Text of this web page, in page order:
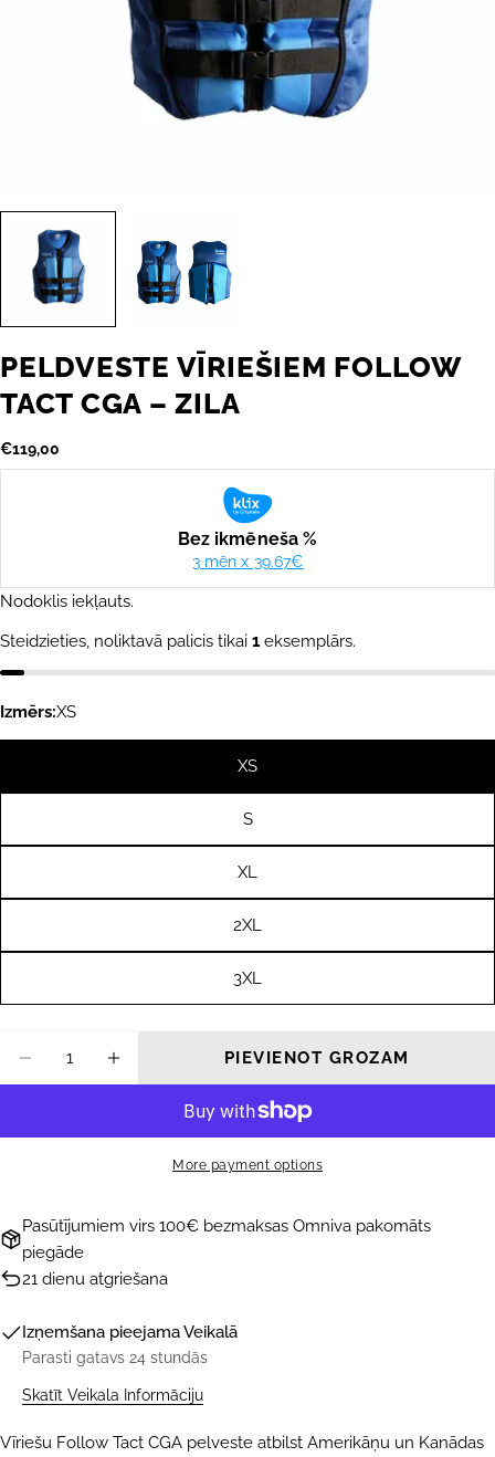
PELDVESTE VĪRIEŠIEM FOLLOW
TACT CGA – ZILA
Parastā
cena
€119,00
Nodoklis iekļauts.
Steidzieties, noliktavā palicis tikai 1 eksemplārs.
Izmērs:XS
XS
S
XL
2XL
3XL
PIEVIENOT GROZAM
More payment options
Pasūtījumiem virs 100€ bezmaksas Omniva pakomāts
piegāde
21 dienu atgriešana
Izņemšana pieejamaVeikalā
Parasti gatavs 24 stundās
Skatīt Veikala Informāciju
Vīriešu Follow Tact CGA pelveste atbilst Amerikāņu un Kanādas